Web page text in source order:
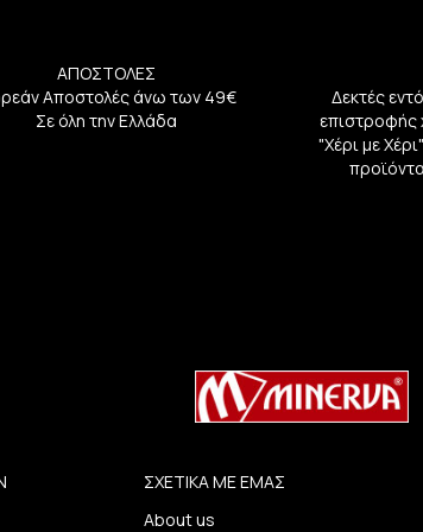
ΑΠΟΣΤΟΛΕΣ
Αποστολές άνω των 49€
Σε όλη την Ελλάδα
Δεκτές
επιστροφής
"Χέρι με
ΣΧΕΤΙΚΑ ΜΕ ΕΜΑΣ
About us